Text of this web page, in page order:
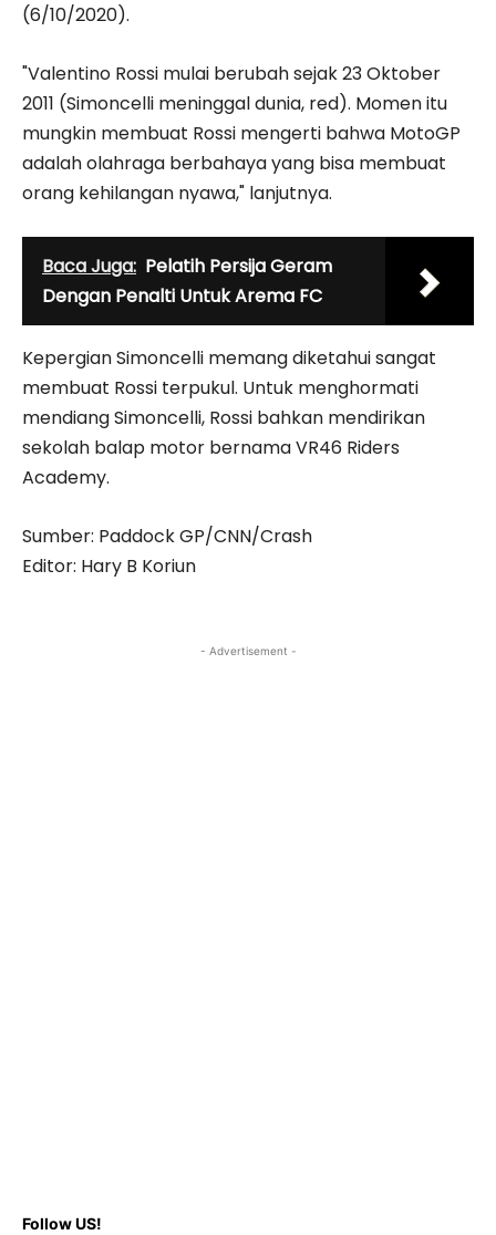
(6/10/2020).
"Valentino Rossi mulai berubah sejak 23 Oktober
2011 (Simoncelli meninggal dunia, red). Momen itu
mungkin membuat Rossi mengerti bahwa MotoGP
adalah olahraga berbahaya yang bisa membuat
orang kehilangan nyawa," lanjutnya.
Baca Juga: Pelatih Persija Geram
Dengan Penalti Untuk Arema FC
Kepergian Simoncelli memang diketahui sangat
membuat Rossi terpukul. Untuk menghormati
mendiang Simoncelli, Rossi bahkan mendirikan
sekolah balap motor bernama VR46 Riders
Academy.
Sumber: Paddock GP/CNN/Crash
Editor: Hary B Koriun
- Advertisement -
Follow US!